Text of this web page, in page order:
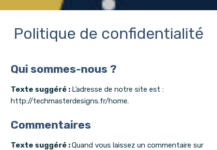
Politique de confidentialité
Qui sommes-nous ?
Texte suggéré : L’adresse de notre site est :
http://techmasterdesigns.fr/home.
Commentaires
Texte suggéré :Quand vous laissez un commentaire sur